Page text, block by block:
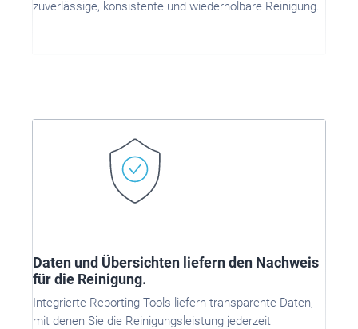
zuverlässige, konsistente und wiederholbare Reinigung.
Daten und Übersichten liefern den Nachweis
für die Reinigung.
Integrierte Reporting-Tools liefern transparente Daten,
mit denen Sie die Reinigungsleistung jederzeit